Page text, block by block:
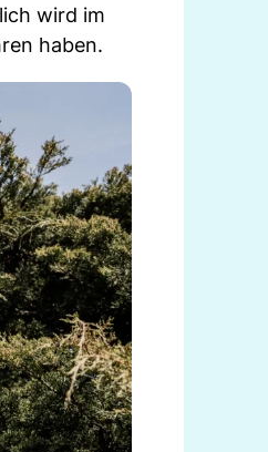
wird im
haben.